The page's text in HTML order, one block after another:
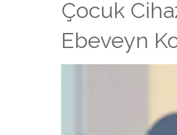
Çocuk
Ebeveyn